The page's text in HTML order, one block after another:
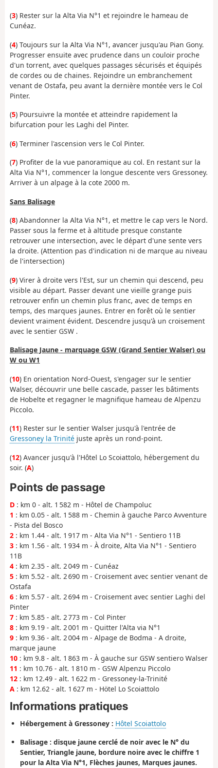
(3) Rester sur la Alta Via N°1 et rejoindre le hameau de
Cunéaz.
(4) Toujours sur la Alta Via N°1, avancer jusqu'au Pian Gony.
Progresser ensuite avec prudence dans un couloir proche
d'un torrent, avec quelques passages sécurisés et équipés
de cordes ou de chaines. Rejoindre un embranchement
venant de Ostafa, peu avant la dernière montée vers le Col
Pinter.
(5) Poursuivre la montée et atteindre rapidement la
bifurcation pour les Laghi del Pinter.
(6) Terminer l'ascension vers le Col Pinter.
(7) Profiter de la vue panoramique au col. En restant sur la
Alta Via N°1, commencer la longue descente vers Gressoney.
Arriver à un alpage à la cote 2000 m.
Sans Balisage
(8) Abandonner la Alta Via N°1, et mettre le cap vers le Nord.
Passer sous la ferme et à altitude presque constante
retrouver une intersection, avec le départ d'une sente vers
la droite. (Attention pas d'indication ni de marque au niveau
de l'intersection)
(9) Virer à droite vers l'Est, sur un chemin qui descend, peu
visible au départ. Passer devant une vieille grange puis
retrouver enfin un chemin plus franc, avec de temps en
temps, des marques jaunes. Entrer en forêt où le sentier
devient vraiment évident. Descendre jusqu'à un croisement
avec le sentier GSW .
Balisage Jaune - marquage GSW (Grand Sentier Walser) ou
W ou W1
(10) En orientation Nord-Ouest, s'engager sur le sentier
Walser, découvrir une belle cascade, passer les bâtiments
de Hobelte et regagner le magnifique hameau de Alpenzu
Piccolo.
(11) Rester sur le sentier Walser jusqu'à l'entrée de
Gressoney la Trinité juste après un rond-point.
(12) Avancer jusqu'à l'Hôtel Lo Scoiattolo, hébergement du
soir. (A)
Points de passage
D : km 0 - alt. 1 582 m - Hôtel de Champoluc
1 : km 0.05 - alt. 1 588 m - Chemin à gauche Parco Avventure
- Pista del Bosco
2 : km 1.44 - alt. 1 917 m - Alta Via N°1 - Sentiero 11B
3 : km 1.56 - alt. 1 934 m - À droite, Alta Via N°1 - Sentiero
11B
4 : km 2.35 - alt. 2 049 m - Cunéaz
5 : km 5.52 - alt. 2 690 m - Croisement avec sentier venant de
Ostafa
6 : km 5.57 - alt. 2 694 m - Croisement avec sentier Laghi del
Pinter
7 : km 5.85 - alt. 2 773 m - Col Pinter
8 : km 9.19 - alt. 2 001 m - Quitter l'Alta via N°1
9 : km 9.36 - alt. 2 004 m - Alpage de Bodma - A droite,
marque jaune
10 : km 9.8 - alt. 1 863 m - À gauche sur GSW sentiero Walser
11 : km 10.76 - alt. 1 810 m - GSW Alpenzu Piccolo
12 : km 12.49 - alt. 1 622 m - Gressoney-la-Trinité
A : km 12.62 - alt. 1 627 m - Hötel Lo Scoiattolo
Informations pratiques
Hébergement à Gressoney : Hôtel Scoiattolo
Balisage : disque jaune cerclé de noir avec le N° du
Sentier, Triangle jaune, bordure noire avec le chiffre 1
pour la Alta Via N°1, Flèches jaunes, Marques jaunes.